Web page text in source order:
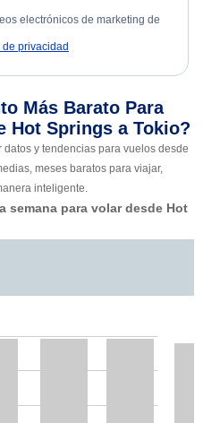
electrónicos de marketing de
privacidad
Más Barato Para
Hot Springs a Tokio?
y tendencias para vuelos desde
meses baratos para viajar,
inteligente.
semana para volar desde Hot